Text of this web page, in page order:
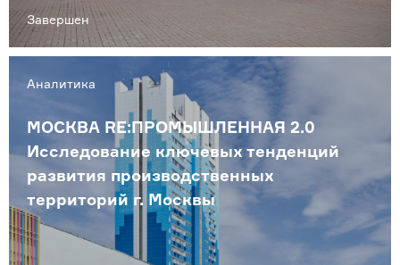
Завершен
Аналитика
МОСКВА RE:ПРОМЫШЛЕННАЯ 2.0
Исследование ключевых тенденций
развития производственных
территорий г. Москвы